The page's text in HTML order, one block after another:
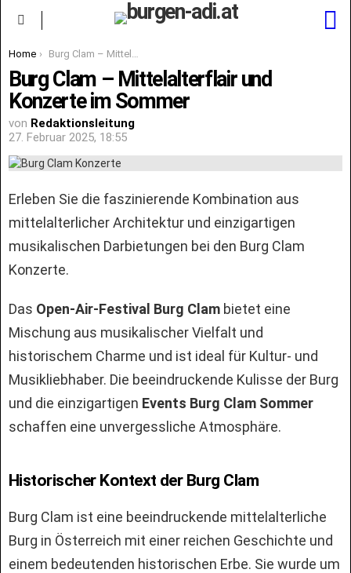
You are here:
Home Burg Clam – Mittelalterflair und Konzerte im Sommer
Burg Clam – Mittelalterflair und
Konzerte im Sommer
von Redaktionsleitung
27. Februar 2025, 18:55
Erleben Sie die faszinierende Kombination aus
mittelalterlicher Architektur und einzigartigen
musikalischen Darbietungen bei den Burg Clam
Konzerte.
Das Open-Air-Festival Burg Clam bietet eine
Mischung aus musikalischer Vielfalt und
historischem Charme und ist ideal für Kultur- und
Musikliebhaber. Die beeindruckende Kulisse der Burg
und die einzigartigen Events Burg Clam Sommer
schaffen eine unvergessliche Atmosphäre.
Historischer Kontext der Burg Clam
Burg Clam ist eine beeindruckende mittelalterliche
Burg in Österreich mit einer reichen Geschichte und
einem bedeutenden historischen Erbe. Sie wurde um